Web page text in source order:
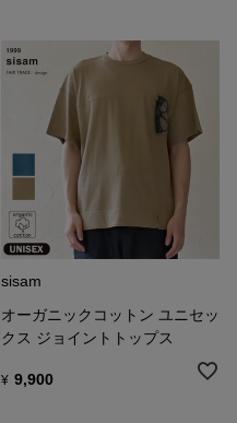
sisam
オーガニックコットン ユニセッ
クス ジョイントトップス
¥ 9,900